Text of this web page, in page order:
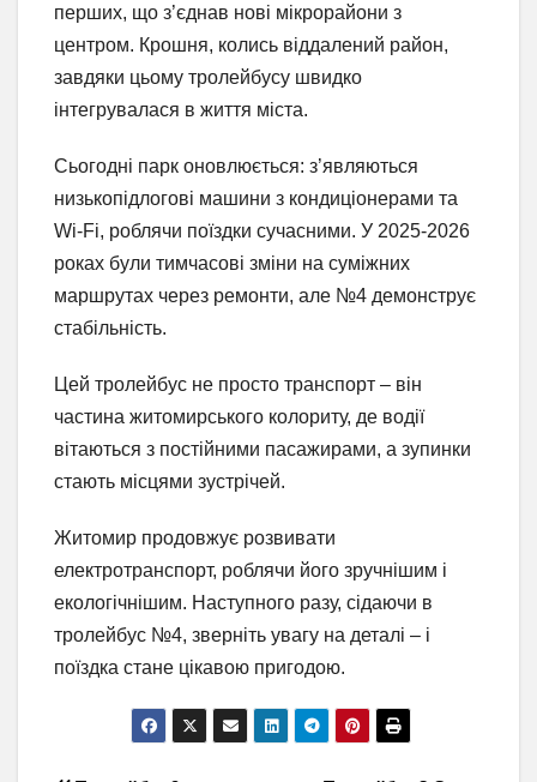
перших, що з’єднав нові мікрорайони з
центром. Крошня, колись віддалений район,
завдяки цьому тролейбусу швидко
інтегрувалася в життя міста.
Сьогодні парк оновлюється: з’являються
низькопідлогові машини з кондиціонерами та
Wi-Fi, роблячи поїздки сучасними. У 2025-2026
роках були тимчасові зміни на суміжних
маршрутах через ремонти, але №4 демонструє
стабільність.
Цей тролейбус не просто транспорт – він
частина житомирського колориту, де водії
вітаються з постійними пасажирами, а зупинки
стають місцями зустрічей.
Житомир продовжує розвивати
електротранспорт, роблячи його зручнішим і
екологічнішим. Наступного разу, сідаючи в
тролейбус №4, зверніть увагу на деталі – і
поїздка стане цікавою пригодою.